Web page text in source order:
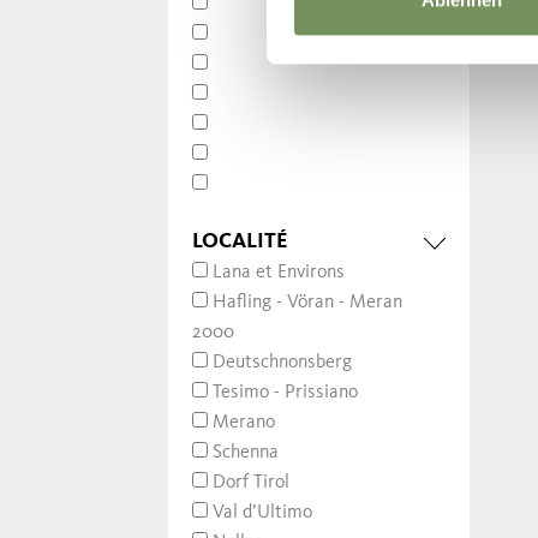
LOCALITÉ
Lana et Environs
Hafling - Vöran - Meran
2000
Deutschnonsberg
Tesimo - Prissiano
Merano
Schenna
Dorf Tirol
Val d’Ultimo